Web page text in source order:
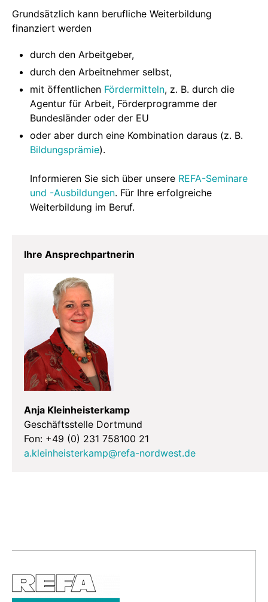
Grundsätzlich kann berufliche Weiterbildung
finanziert werden
durch den Arbeitgeber,
durch den Arbeitnehmer selbst,
mit öffentlichen Fördermitteln, z. B. durch die
Agentur für Arbeit, Förderprogramme der
Bundesländer oder der EU
oder aber durch eine Kombination daraus (z. B.
Bildungsprämie).
Informieren Sie sich über unsere REFA-Seminare
und -Ausbildungen. Für Ihre erfolgreiche
Weiterbildung im Beruf.
Ihre Ansprechpartnerin
Anja Kleinheisterkamp
Geschäftsstelle Dortmund
Fon: +49 (0) 231 758100 21
a.kleinheisterkamp@refa-nordwest.de